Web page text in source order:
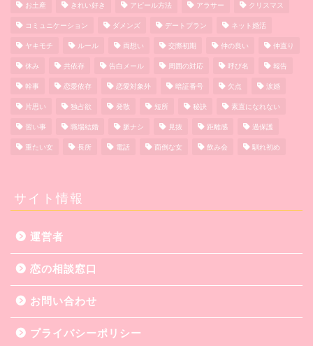
お土産 きれい好き アピール方法 アラサー クリスマス
コミュニケーション ダメンズ デートプラン ネット婚活
ヤキモチ ルール 両想い 交際初期 仲の良い 仲直り
休み 共依存 告白メール 周囲の対応 呼び名 報告
幹事 恋愛依存 恋愛対象外 暗証番号 欠点 涙婚
片思い 独占欲 発散 短所 秘訣 素直になれない
習い事 職場結婚 脈ナシ 見抜 距離感 過保護
重たい女 長所 電話 面倒な女 飲み会 馴れ初め
サイト情報
運営者
恋の相談窓口
お問い合わせ
プライバシーポリシー